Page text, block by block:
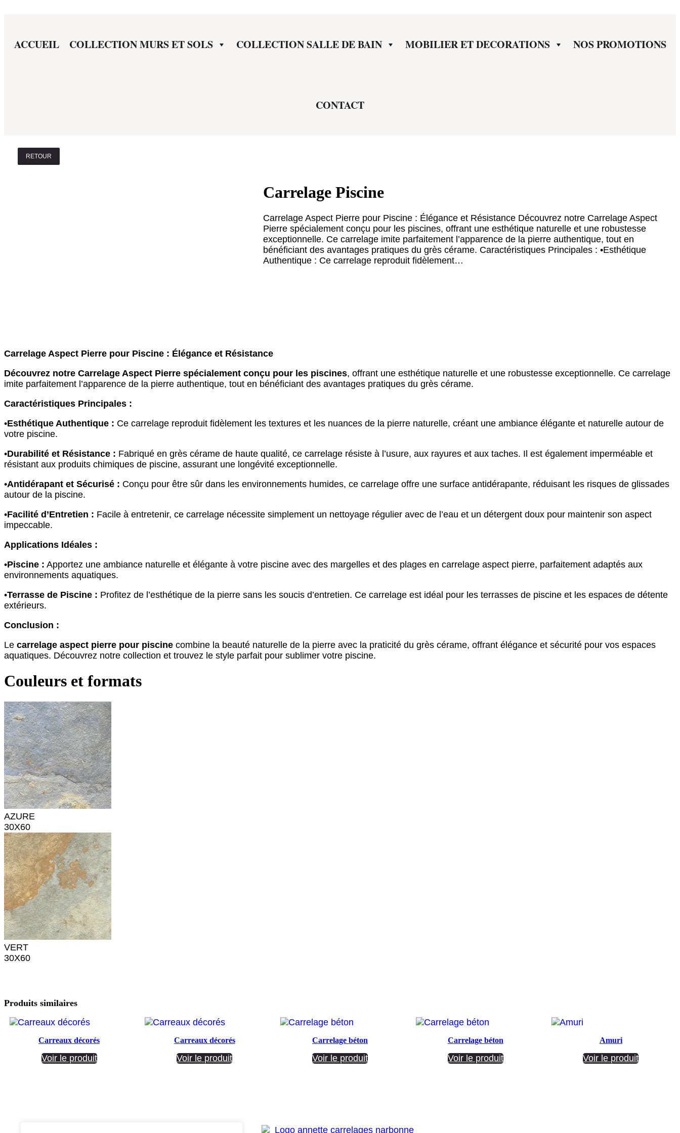
ACCUEIL COLLECTION MURS ET SOLS COLLECTION SALLE DE BAIN MOBILIER ET DECORATIONS NOS PROMOTIONS
CONTACT
RETOUR
Carrelage Piscine
Carrelage Aspect Pierre pour Piscine : Élégance et Résistance Découvrez notre Carrelage Aspect
Pierre spécialement conçu pour les piscines, offrant une esthétique naturelle et une robustesse
exceptionnelle. Ce carrelage imite parfaitement l’apparence de la pierre authentique, tout en
bénéficiant des avantages pratiques du grès cérame. Caractéristiques Principales : •Esthétique
Authentique : Ce carrelage reproduit fidèlement…
Carrelage Aspect Pierre pour Piscine : Élégance et Résistance
Découvrez notre Carrelage Aspect Pierre spécialement conçu pour les piscines, offrant une esthétique naturelle et une robustesse exceptionnelle. Ce carrelage
imite parfaitement l’apparence de la pierre authentique, tout en bénéficiant des avantages pratiques du grès cérame.
Caractéristiques Principales :
•Esthétique Authentique : Ce carrelage reproduit fidèlement les textures et les nuances de la pierre naturelle, créant une ambiance élégante et naturelle autour de
votre piscine.
•Durabilité et Résistance : Fabriqué en grès cérame de haute qualité, ce carrelage résiste à l’usure, aux rayures et aux taches. Il est également imperméable et
résistant aux produits chimiques de piscine, assurant une longévité exceptionnelle.
•Antidérapant et Sécurisé : Conçu pour être sûr dans les environnements humides, ce carrelage offre une surface antidérapante, réduisant les risques de glissades
autour de la piscine.
•Facilité d’Entretien : Facile à entretenir, ce carrelage nécessite simplement un nettoyage régulier avec de l’eau et un détergent doux pour maintenir son aspect
impeccable.
Applications Idéales :
•Piscine : Apportez une ambiance naturelle et élégante à votre piscine avec des margelles et des plages en carrelage aspect pierre, parfaitement adaptés aux
environnements aquatiques.
•Terrasse de Piscine : Profitez de l’esthétique de la pierre sans les soucis d’entretien. Ce carrelage est idéal pour les terrasses de piscine et les espaces de détente
extérieurs.
Conclusion :
Le carrelage aspect pierre pour piscine combine la beauté naturelle de la pierre avec la praticité du grès cérame, offrant élégance et sécurité pour vos espaces
aquatiques. Découvrez notre collection et trouvez le style parfait pour sublimer votre piscine.
Couleurs et formats
AZURE
30X60
VERT
30X60
Produits similaires
Carreaux décorés
Voir le produit
Carreaux décorés
Voir le produit
Carrelage béton
Voir le produit
Carrelage béton
Voir le produit
Amuri
Voir le produit